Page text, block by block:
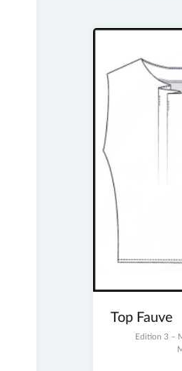
Top Fauve
Edition 3 –